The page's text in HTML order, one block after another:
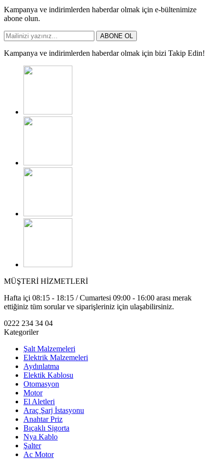
Kampanya ve indirimlerden haberdar olmak için e-bültenimize
abone olun.
ABONE OL
Kampanya ve indirimlerden haberdar olmak için bizi Takip Edin!
MÜŞTERİ HİZMETLERİ
Hafta içi 08:15 - 18:15 / Cumartesi 09:00 - 16:00 arası merak
ettiğiniz tüm sorular ve siparişleriniz için ulaşabilirsiniz.
0222 234 34 04
Kategoriler
Şalt Malzemeleri
Elektrik Malzemeleri
Aydınlatma
Elektik Kablosu
Otomasyon
Motor
El Aletleri
Araç Şarj İstasyonu
Anahtar Priz
Bıçaklı Sigorta
Nya Kablo
Şalter
Ac Motor